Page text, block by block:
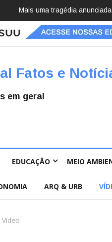
Pai e filho
Fatos e
em geral
EDUCAÇÃO MEIO
ARQ & URB
Vídeo